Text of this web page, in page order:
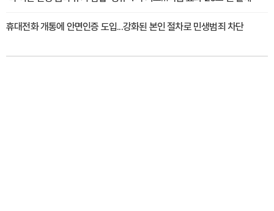
휴대전화 개통에 안면인증 도입...강화된 본인 절차로 민생범죄 차단